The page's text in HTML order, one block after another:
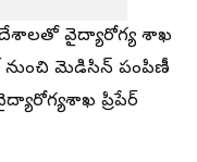
వైద్యారోగ్య శాఖ
నుంచి మెడిసిన్ పంపిణీ
ప్రిపేర్